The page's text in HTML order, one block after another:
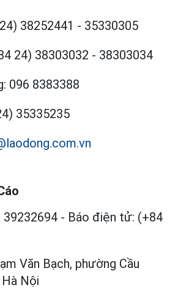
38252441 - 35330305
24) 38303032 - 38303034
096 8383388
35335235
39232694 - Báo điện tử: (+84
Văn Bạch, phường Cầu
Hà Nội